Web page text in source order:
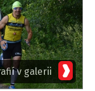
v galerii